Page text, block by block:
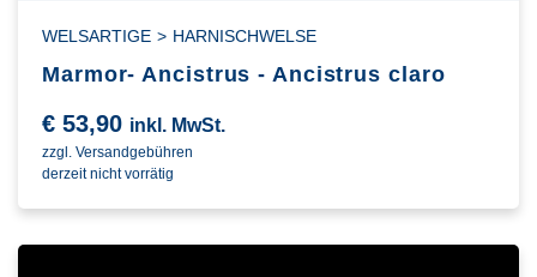
WELSARTIGE > HARNISCHWELSE
Marmor- Ancistrus - Ancistrus claro
€ 53,90 inkl. MwSt.
zzgl. Versandgebühren
derzeit nicht vorrätig